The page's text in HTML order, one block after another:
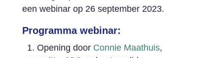
een webinar op 26 september 2023.
Programma webinar:
Opening door Connie Maathuis,